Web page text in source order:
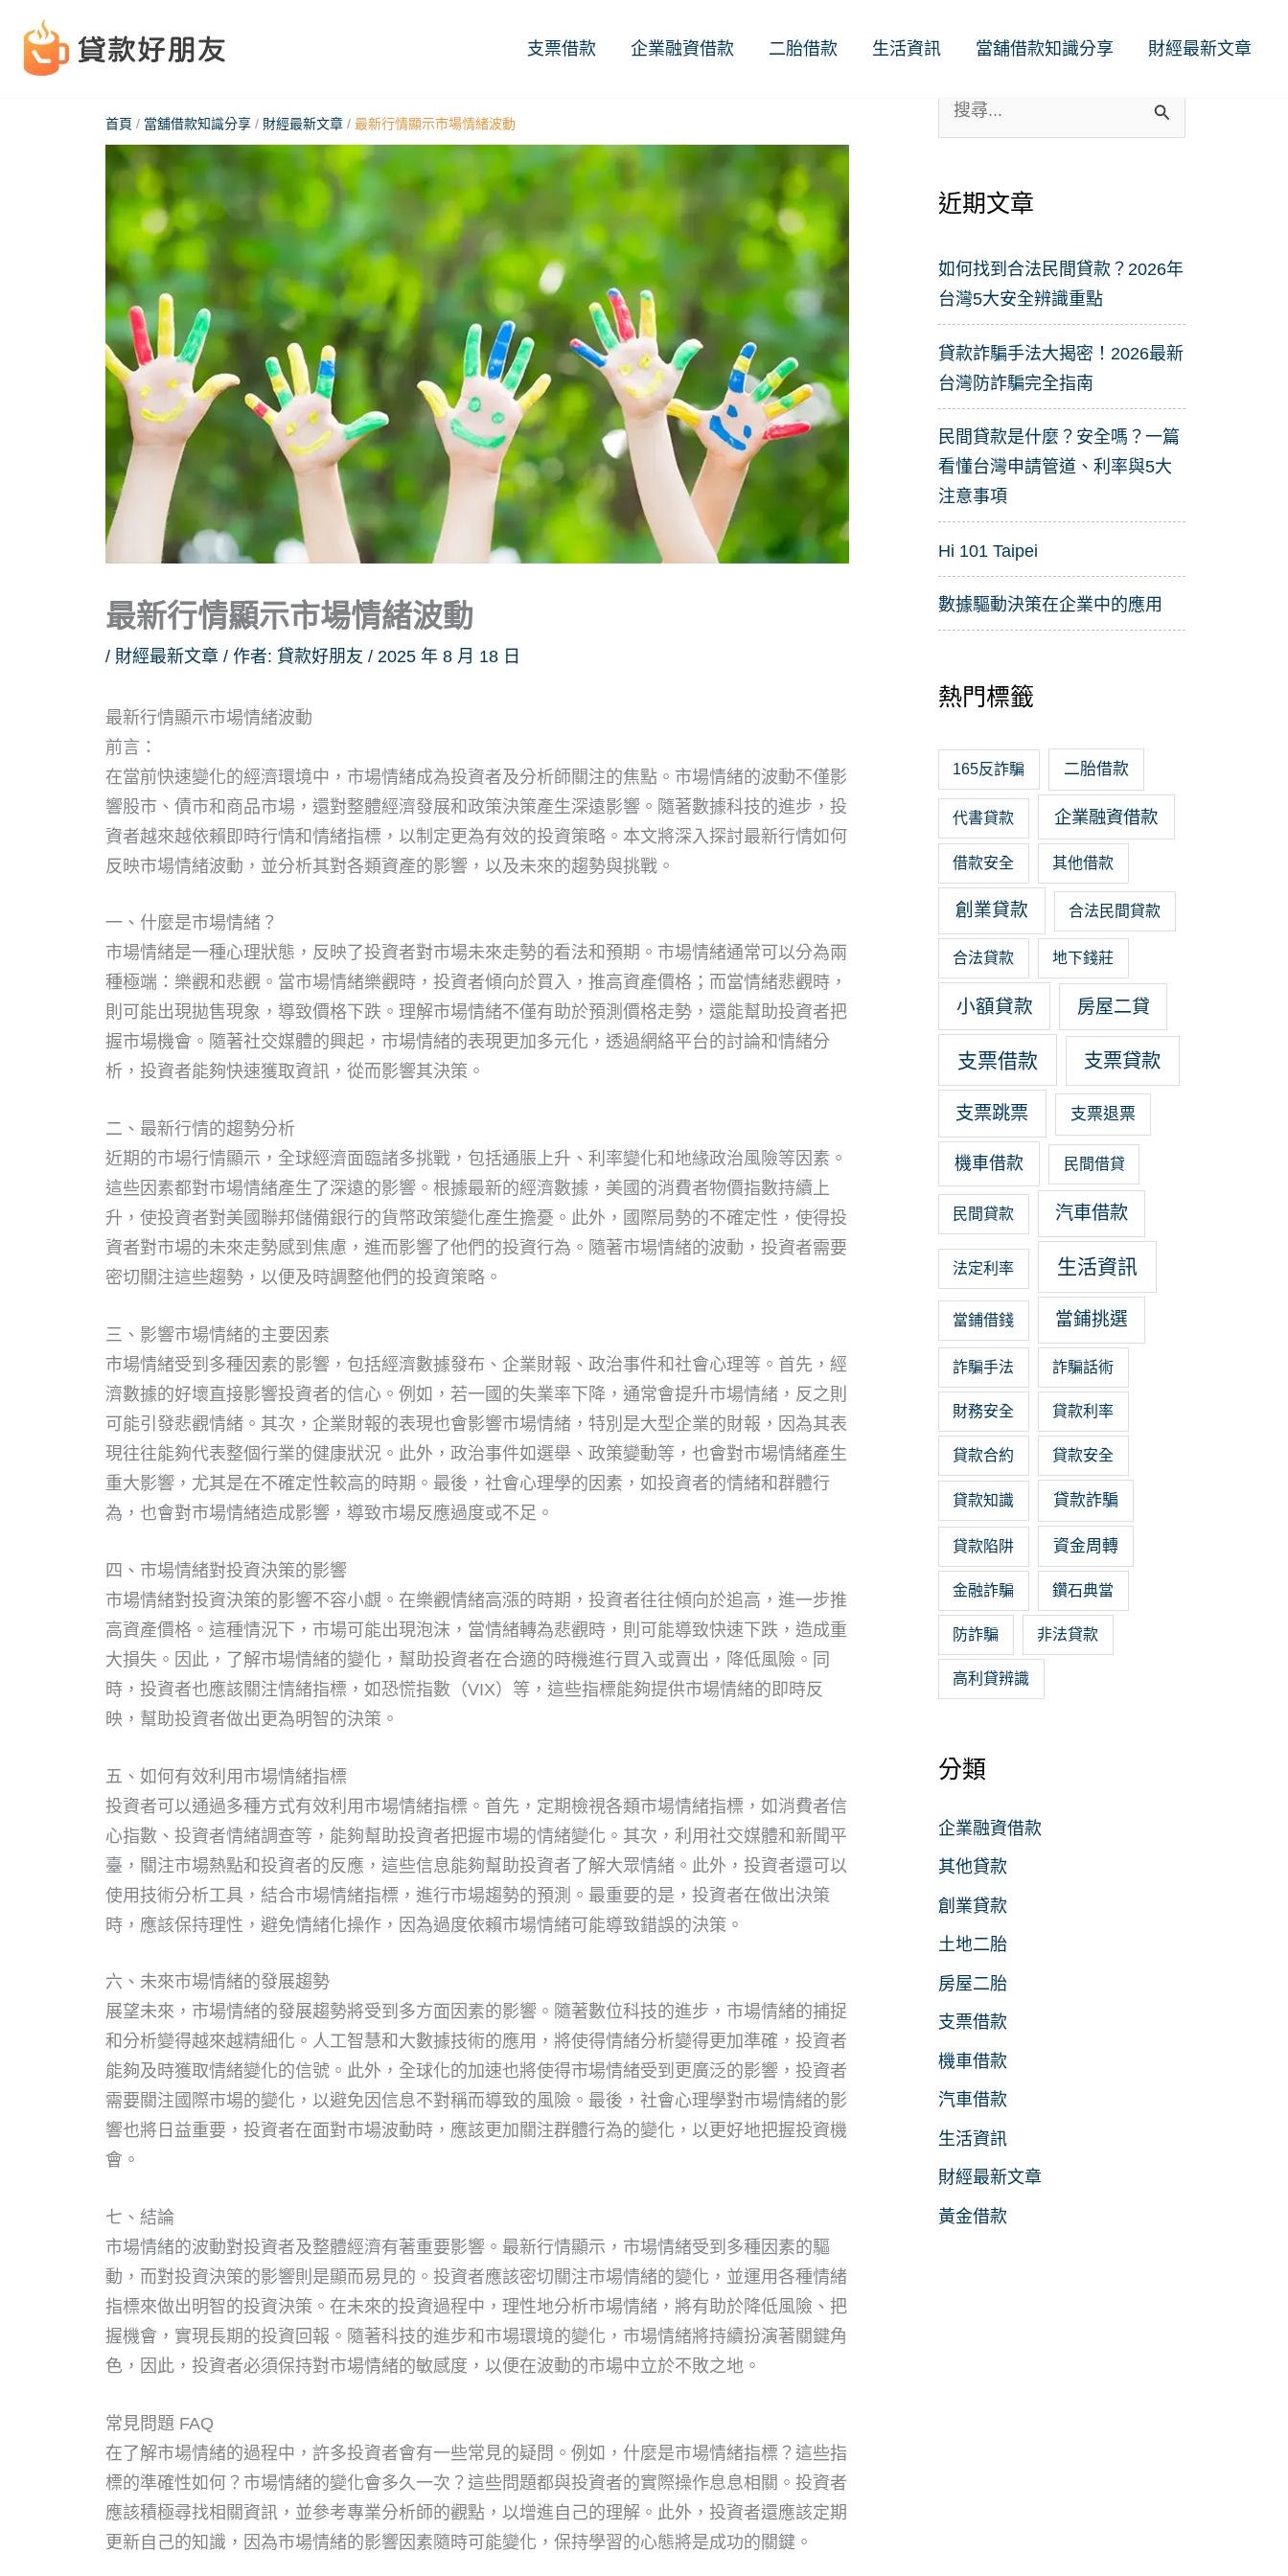
支票借款 企業融資借款 二胎借款 生活資訊 當舖借款知識分享 財經最新文章
首頁 / 當舖借款知識分享 / 財經最新文章 / 最新行情顯示市場情緒波動
最新行情顯示市場情緒波動
/ 財經最新文章 / 作者: 貸款好朋友 / 2025 年 8 月 18 日
最新行情顯示市場情緒波動
前言：
在當前快速變化的經濟環境中，市場情緒成為投資者及分析師關注的焦點。市場情緒的波動不僅影
響股市、債市和商品市場，還對整體經濟發展和政策決策產生深遠影響。隨著數據科技的進步，投
資者越來越依賴即時行情和情緒指標，以制定更為有效的投資策略。本文將深入探討最新行情如何
反映市場情緒波動，並分析其對各類資產的影響，以及未來的趨勢與挑戰。
一、什麼是市場情緒？
市場情緒是一種心理狀態，反映了投資者對市場未來走勢的看法和預期。市場情緒通常可以分為兩
種極端：樂觀和悲觀。當市場情緒樂觀時，投資者傾向於買入，推高資產價格；而當情緒悲觀時，
則可能出現拋售現象，導致價格下跌。理解市場情緒不僅有助於預測價格走勢，還能幫助投資者把
握市場機會。隨著社交媒體的興起，市場情緒的表現更加多元化，透過網絡平台的討論和情緒分
析，投資者能夠快速獲取資訊，從而影響其決策。
二、最新行情的趨勢分析
近期的市場行情顯示，全球經濟面臨諸多挑戰，包括通脹上升、利率變化和地緣政治風險等因素。
這些因素都對市場情緒產生了深遠的影響。根據最新的經濟數據，美國的消費者物價指數持續上
升，使投資者對美國聯邦儲備銀行的貨幣政策變化產生擔憂。此外，國際局勢的不確定性，使得投
資者對市場的未來走勢感到焦慮，進而影響了他們的投資行為。隨著市場情緒的波動，投資者需要
密切關注這些趨勢，以便及時調整他們的投資策略。
三、影響市場情緒的主要因素
市場情緒受到多種因素的影響，包括經濟數據發布、企業財報、政治事件和社會心理等。首先，經
濟數據的好壞直接影響投資者的信心。例如，若一國的失業率下降，通常會提升市場情緒，反之則
可能引發悲觀情緒。其次，企業財報的表現也會影響市場情緒，特別是大型企業的財報，因為其表
現往往能夠代表整個行業的健康狀況。此外，政治事件如選舉、政策變動等，也會對市場情緒產生
重大影響，尤其是在不確定性較高的時期。最後，社會心理學的因素，如投資者的情緒和群體行
為，也會對市場情緒造成影響，導致市場反應過度或不足。
四、市場情緒對投資決策的影響
市場情緒對投資決策的影響不容小覷。在樂觀情緒高漲的時期，投資者往往傾向於追高，進一步推
高資產價格。這種情況下，市場可能出現泡沫，當情緒轉為悲觀時，則可能導致快速下跌，造成重
大損失。因此，了解市場情緒的變化，幫助投資者在合適的時機進行買入或賣出，降低風險。同
時，投資者也應該關注情緒指標，如恐慌指數（VIX）等，這些指標能夠提供市場情緒的即時反
映，幫助投資者做出更為明智的決策。
五、如何有效利用市場情緒指標
投資者可以通過多種方式有效利用市場情緒指標。首先，定期檢視各類市場情緒指標，如消費者信
心指數、投資者情緒調查等，能夠幫助投資者把握市場的情緒變化。其次，利用社交媒體和新聞平
臺，關注市場熱點和投資者的反應，這些信息能夠幫助投資者了解大眾情緒。此外，投資者還可以
使用技術分析工具，結合市場情緒指標，進行市場趨勢的預測。最重要的是，投資者在做出決策
時，應該保持理性，避免情緒化操作，因為過度依賴市場情緒可能導致錯誤的決策。
六、未來市場情緒的發展趨勢
展望未來，市場情緒的發展趨勢將受到多方面因素的影響。隨著數位科技的進步，市場情緒的捕捉
和分析變得越來越精細化。人工智慧和大數據技術的應用，將使得情緒分析變得更加準確，投資者
能夠及時獲取情緒變化的信號。此外，全球化的加速也將使得市場情緒受到更廣泛的影響，投資者
需要關注國際市場的變化，以避免因信息不對稱而導致的風險。最後，社會心理學對市場情緒的影
響也將日益重要，投資者在面對市場波動時，應該更加關注群體行為的變化，以更好地把握投資機
會。
七、結論
市場情緒的波動對投資者及整體經濟有著重要影響。最新行情顯示，市場情緒受到多種因素的驅
動，而對投資決策的影響則是顯而易見的。投資者應該密切關注市場情緒的變化，並運用各種情緒
指標來做出明智的投資決策。在未來的投資過程中，理性地分析市場情緒，將有助於降低風險、把
握機會，實現長期的投資回報。隨著科技的進步和市場環境的變化，市場情緒將持續扮演著關鍵角
色，因此，投資者必須保持對市場情緒的敏感度，以便在波動的市場中立於不敗之地。
常見問題 FAQ
在了解市場情緒的過程中，許多投資者會有一些常見的疑問。例如，什麼是市場情緒指標？這些指
標的準確性如何？市場情緒的變化會多久一次？這些問題都與投資者的實際操作息息相關。投資者
應該積極尋找相關資訊，並參考專業分析師的觀點，以增進自己的理解。此外，投資者還應該定期
更新自己的知識，因為市場情緒的影響因素隨時可能變化，保持學習的心態將是成功的關鍵。
搜
尋
鍵
:
近期文章
如何找到合法民間貸款？2026年
台灣5大安全辨識重點
貸款詐騙手法大揭密！2026最新
台灣防詐騙完全指南
民間貸款是什麼？安全嗎？一篇
看懂台灣申請管道、利率與5大
注意事項
Hi 101 Taipei
數據驅動決策在企業中的應用
熱門標籤
165反詐騙 二胎借款
代書貸款 企業融資借款
借款安全 其他借款
創業貸款 合法民間貸款
合法貸款 地下錢莊
小額貸款 房屋二貸
支票借款 支票貸款
支票跳票 支票退票
機車借款 民間借貸
民間貸款 汽車借款
法定利率 生活資訊
當鋪借錢 當鋪挑選
詐騙手法 詐騙話術
財務安全 貸款利率
貸款合約 貸款安全
貸款知識 貸款詐騙
貸款陷阱 資金周轉
金融詐騙 鑽石典當
防詐騙 非法貸款
高利貸辨識
分類
企業融資借款
其他貸款
創業貸款
土地二胎
房屋二胎
支票借款
機車借款
汽車借款
生活資訊
財經最新文章
黃金借款